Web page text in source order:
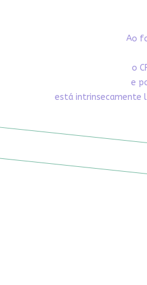
Ao
o
e
está intrinsecamente